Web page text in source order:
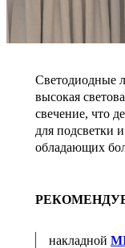
Светодиодные
высокая
свечение, что
для подсветки
обладающих
накладной